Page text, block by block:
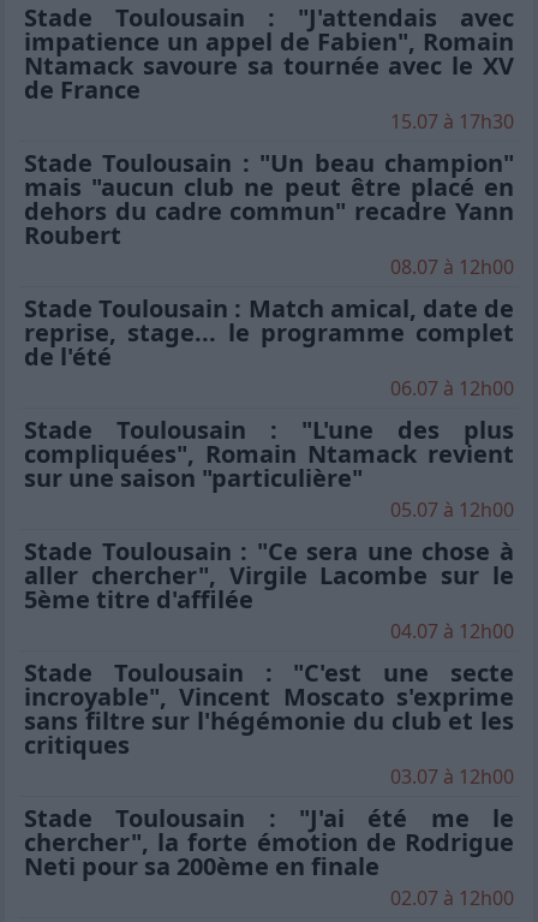
Stade Toulousain : "J'attendais avec
impatience un appel de Fabien", Romain
Ntamack savoure sa tournée avec le XV
de France
15.07 à 17h30
Stade Toulousain : "Un beau champion"
mais "aucun club ne peut être placé en
dehors du cadre commun" recadre Yann
Roubert
08.07 à 12h00
Stade Toulousain : Match amical, date de
reprise, stage... le programme complet
de l'été
06.07 à 12h00
Stade Toulousain : "L'une des plus
compliquées", Romain Ntamack revient
sur une saison "particulière"
05.07 à 12h00
Stade Toulousain : "Ce sera une chose à
aller chercher", Virgile Lacombe sur le
5ème titre d'affilée
04.07 à 12h00
Stade Toulousain : "C'est une secte
incroyable", Vincent Moscato s'exprime
sans filtre sur l'hégémonie du club et les
critiques
03.07 à 12h00
Stade Toulousain : "J'ai été me le
chercher", la forte émotion de Rodrigue
Neti pour sa 200ème en finale
02.07 à 12h00